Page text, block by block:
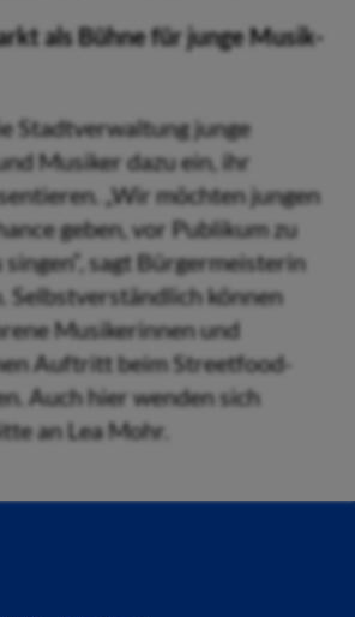
als Bühne für junge Musik-
Stadtverwaltung junge
Musiker dazu ein, ihr
„Wir möchten jungen
geben, vor Publikum zu
sagt Bürgermeisterin
Selbstverständlich können
Musikerinnen und
Auftritt beim Streetfood-
Auch hier wenden sich
an Lea Mohr.